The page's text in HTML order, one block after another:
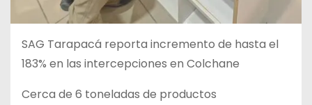
SAG Tarapacá reporta incremento de hasta el
183% en las intercepciones en Colchane
Cerca de 6 toneladas de productos